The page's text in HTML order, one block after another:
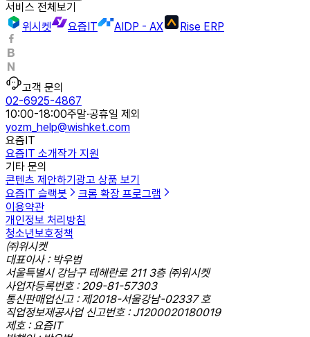
서비스 전체보기
위시켓
요즘IT AIDP - AX Rise ERP
고객 문의
02-6925-4867
10:00-18:00주말·공휴일 제외
yozm_help@wishket.com
요즘IT
요즘IT 소개작가 지원
기타 문의
콘텐츠 제안하기광고 상품 보기
요즘IT 슬랙봇
크롬 확장 프로그램
이용약관
개인정보 처리방침
청소년보호정책
㈜위시켓
대표이사 : 박우범
서울특별시 강남구 테헤란로 211 3층 ㈜위시켓
사업자등록번호 : 209-81-57303
통신판매업신고 : 제2018-서울강남-02337 호
직업정보제공사업 신고번호 : J1200020180019
제호 : 요즘IT